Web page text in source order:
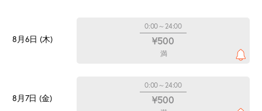
8月6日 (木)
0:00～24:00
¥500
満
8月7日 (金)
0:00～24:00
¥500